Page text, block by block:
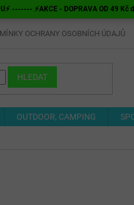
------- ⚡AKCE - DOPRAVA OD 49
OCHRANY OSOBNÍCH ÚDAJŮ
HLEDAT
OUTDOOR, CAMPING